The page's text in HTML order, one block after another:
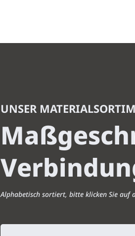
UNSER
Alphabetisch sortiert, bitte klicken Sie auf